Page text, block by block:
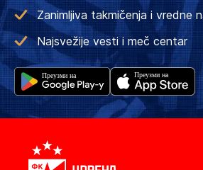
Zanimljiva takmičenja i vredne
Najsvežije vesti i meč centar